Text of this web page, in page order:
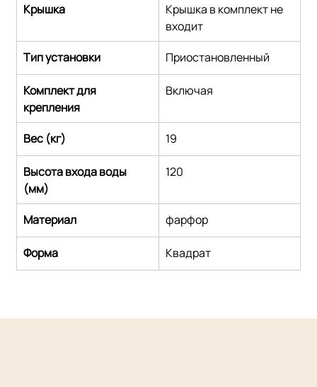
Крышка
Крышка в комплект не
входит
Тип установки
Приостановленный
Комплект для
крепления
Включая
Вес (кг) 19
Высота входа воды
(мм)
120
Материал фарфор
Форма Квадрат